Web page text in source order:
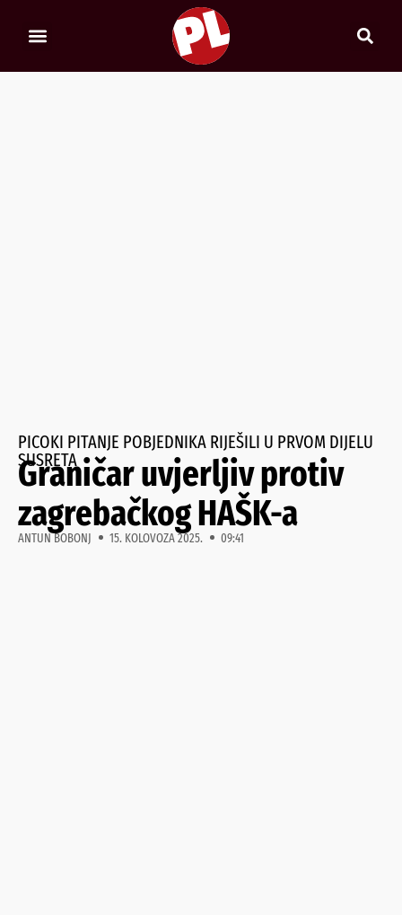
PICOKI PITANJE POBJEDNIKA RIJEŠILI U PRVOM DIJELU
SUSRETA
Graničar uvjerljiv protiv
zagrebačkog HAŠK-a
ANTUN BOBONJ 15. KOLOVOZA 2025. 09:41